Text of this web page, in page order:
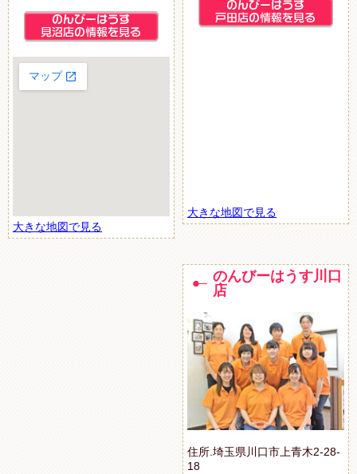
大きな地図で見る
大きな地図で見る
のんびーはうす川口
店
住所.埼玉県川口市上青木2-28-
18